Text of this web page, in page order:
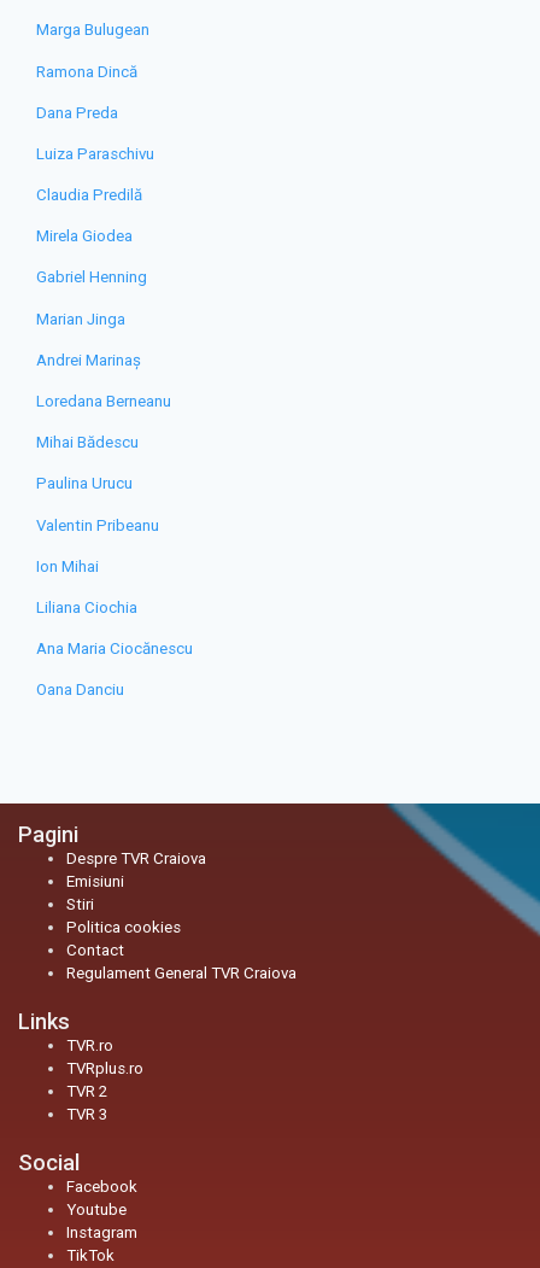
Marga Bulugean
Ramona Dincă
Dana Preda
Luiza Paraschivu
Claudia Predilă
Mirela Giodea
Gabriel Henning
Marian Jinga
Andrei Marinaș
Loredana Berneanu
Mihai Bădescu
Paulina Urucu
Valentin Pribeanu
Ion Mihai
Liliana Ciochia
Ana Maria Ciocănescu
Oana Danciu
Pagini
Despre TVR Craiova
Emisiuni
Stiri
Politica cookies
Contact
Regulament General TVR Craiova
Links
TVR.ro
TVRplus.ro
TVR 2
TVR 3
Social
Facebook
Youtube
Instagram
TikTok